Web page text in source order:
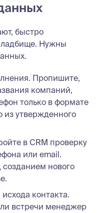
быстро
Нужны
Пропишите,
компаний,
только в формате
из утвержденного
в CRM проверку
или email.
нового
контакта.
встречи менеджер